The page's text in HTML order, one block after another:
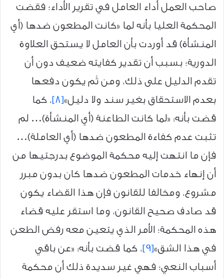
صاحب العمل أداء العامل في تقرير الأداء؛ فقضت
المحكمة العليا بأنه لما «كانت المطعون ضدها (أي
المنشأة) قد أوردت بأن العامل لا يستحق العلاوة
الدورية؛ بسبب أن تقدير كفايته ضعيف دون أن
تقدم الدليل على ذلك، ومن ثَم يكون دفعها
بعدم الاستحقاق بغير سند ولا دليل»[8]
، كما
قضت بأنه: «لما كانت الطاعنة (أي المنشأة)… لم
تثبت عدم كفاءة المطعون ضدها (أي العاملة)…
فإن ما انتهت إليه محكمة الموضوع بدرجتيها من
أن إنهاء خدمات المطعون ضدها كان بدون مبرر
مشروع، ومخالفا للقانون فإن هذا القضاء يكون
قد صادف صحيح القانون، وما استقر عليه قضاء
هذه المحكمة؛ الأمر الذي يتعين معه رفض الطعن
في هذا الشق»[9]
، كما قضت بأنه: «عن باقي
أسباب النعي؛ فهي غير سديدة ذلك أن محكمة